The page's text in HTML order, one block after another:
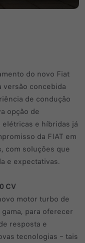
do novo Fiat
versão concebida
de condução
opção de
e híbridas já
da FIAT em
com soluções que
e expectativas.
CV
motor turbo de
para oferecer
resposta e
tecnologias – tais